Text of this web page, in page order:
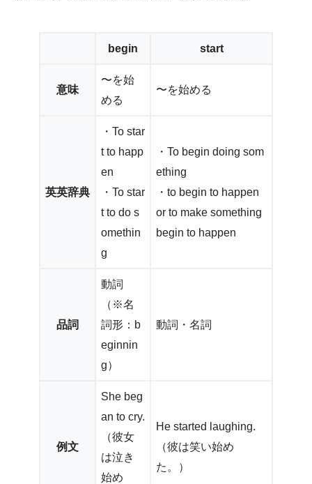
begin start
意味
〜を始
める
〜を始める
英英辞典
・To star
t to happ
en
・To star
t to do s
omethin
g
・To begin doing som
ething
・to begin to happen
or to make something
begin to happen
品詞
動詞
（※名
詞形：b
eginnin
g）
動詞・名詞
例文
She beg
an to cry.
（彼女
は泣き
始め
He started laughing.
（彼は笑い始め
た。）